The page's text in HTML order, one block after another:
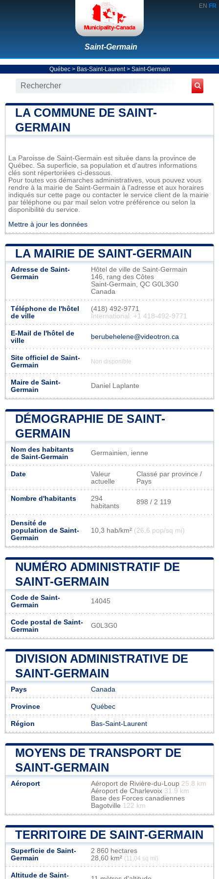
EN FR
Saint-Germain
Québec> Bas-Saint-Laurent> Saint-Germain
LA COMMUNE DE SAINT-
GERMAIN
La Paroisse de Saint-Germain est située dans la province de
Québec. Sa superficie, sa population et d'autres informations
clés sont répertoriées ci-dessous.
Pour toutes vos démarches administratives, vous pouvez vous
rendre à la mairie de Saint-Germain à l'adresse et aux horaires
indiqués sur cette page ou contacter le service client de la mairie
par téléphone ou par mail selon votre préférence ou selon la
disponibilité du service.
Mettre à jour les données
LA MAIRIE DE SAINT-GERMAIN
Adresse de Saint-
Germain
Hôtel de ville de Saint-Germain
146, rang des Côtes
Saint-Germain, QC G0L3G0
Canada
Téléphone de l'hôtel
de ville
(418) 492-9771
International: +1 418-492-9771
E-Mail de l'hôtel de
ville
berubehelene@videotron.ca
Site officiel de Saint-
Germain
Non disponible
Maire de Saint-
Germain
Daniel Laplante
DÉMOGRAPHIE DE SAINT-
GERMAIN
Nom des habitants
de Saint-Germain
Germainien, ienne
Date
Valeur
actuelle
Classé par province /
Pays
Nombre d'habitants
294
habitants
898 / 2 119
Densité de
population de Saint-
Germain
10,3 hab/km² (26,6 pop/sq mi)
NUMÉRO ADMINISTRATIF DE
SAINT-GERMAIN
Code de Saint-
Germain
14045
Code postal de Saint-
Germain
G0L3G0
DIVISION ADMINISTRATIVE DE
SAINT-GERMAIN
Pays Canada
Province Québec
Région Bas-Saint-Laurent
MOYENS DE TRANSPORT DE
SAINT-GERMAIN
Aéroport Aéroport de Rivière-du-Loup 25.8 km
Aéroport de Charlevoix 31.9 km
Base des Forces canadiennes
Bagotville 122 km
TERRITOIRE DE SAINT-GERMAIN
Superficie de Saint-
Germain
2 860 hectares
28,60 km² (11,04 sq mi)
Altitude de Saint-